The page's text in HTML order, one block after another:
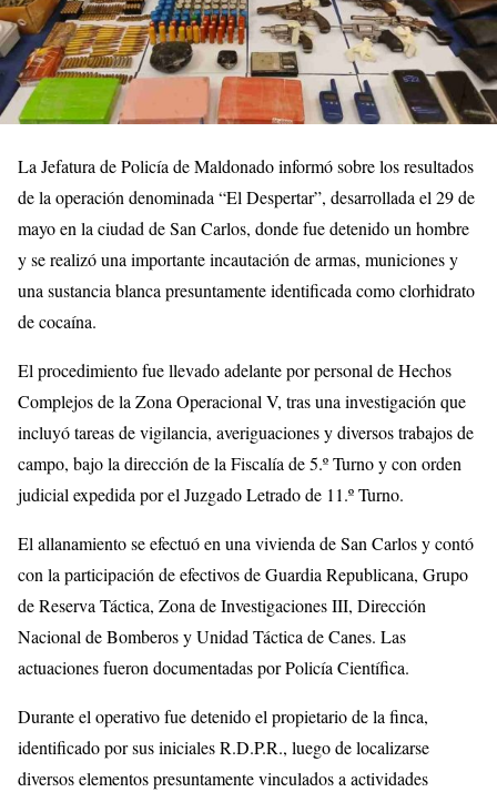
La Jefatura de Policía de Maldonado informó sobre los resultados
de la operación denominada “El Despertar”, desarrollada el 29 de
mayo en la ciudad de San Carlos, donde fue detenido un hombre
y se realizó una importante incautación de armas, municiones y
una sustancia blanca presuntamente identificada como clorhidrato
de cocaína.
El procedimiento fue llevado adelante por personal de Hechos
Complejos de la Zona Operacional V, tras una investigación que
incluyó tareas de vigilancia, averiguaciones y diversos trabajos de
campo, bajo la dirección de la Fiscalía de 5.º Turno y con orden
judicial expedida por el Juzgado Letrado de 11.º Turno.
El allanamiento se efectuó en una vivienda de San Carlos y contó
con la participación de efectivos de Guardia Republicana, Grupo
de Reserva Táctica, Zona de Investigaciones III, Dirección
Nacional de Bomberos y Unidad Táctica de Canes. Las
actuaciones fueron documentadas por Policía Científica.
Durante el operativo fue detenido el propietario de la finca,
identificado por sus iniciales R.D.P.R., luego de localizarse
diversos elementos presuntamente vinculados a actividades